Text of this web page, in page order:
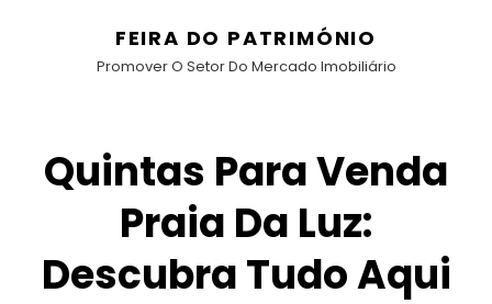
FEIRA DO PATRIMÓNIO
Promover O Setor Do Mercado Imobiliário
Quintas Para Venda
Praia Da Luz:
Descubra Tudo Aqui